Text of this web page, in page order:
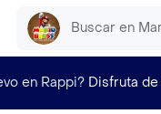
en Rappi? Disfruta de